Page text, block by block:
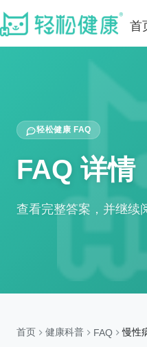
首
轻松健康 FAQ
FAQ 详情
查看完整答案，并继续
首页 健康科普 FAQ 慢性